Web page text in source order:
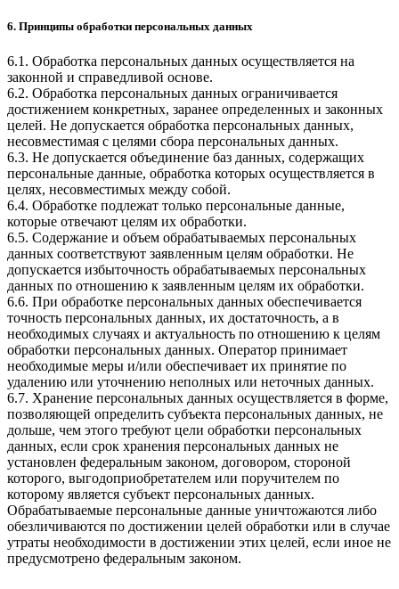
6. Принципы обработки персональных данных
6.1. Обработка персональных данных осуществляется на
законной и справедливой основе.
6.2. Обработка персональных данных ограничивается
достижением конкретных, заранее определенных и законных
целей. Не допускается обработка персональных данных,
несовместимая с целями сбора персональных данных.
6.3. Не допускается объединение баз данных, содержащих
персональные данные, обработка которых осуществляется в
целях, несовместимых между собой.
6.4. Обработке подлежат только персональные данные,
которые отвечают целям их обработки.
6.5. Содержание и объем обрабатываемых персональных
данных соответствуют заявленным целям обработки. Не
допускается избыточность обрабатываемых персональных
данных по отношению к заявленным целям их обработки.
6.6. При обработке персональных данных обеспечивается
точность персональных данных, их достаточность, а в
необходимых случаях и актуальность по отношению к целям
обработки персональных данных. Оператор принимает
необходимые меры и/или обеспечивает их принятие по
удалению или уточнению неполных или неточных данных.
6.7. Хранение персональных данных осуществляется в форме,
позволяющей определить субъекта персональных данных, не
дольше, чем этого требуют цели обработки персональных
данных, если срок хранения персональных данных не
установлен федеральным законом, договором, стороной
которого, выгодоприобретателем или поручителем по
которому является субъект персональных данных.
Обрабатываемые персональные данные уничтожаются либо
обезличиваются по достижении целей обработки или в случае
утраты необходимости в достижении этих целей, если иное не
предусмотрено федеральным законом.